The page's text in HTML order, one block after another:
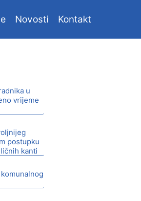
Novosti Kontakt
u
vrijeme
postupku
kanti